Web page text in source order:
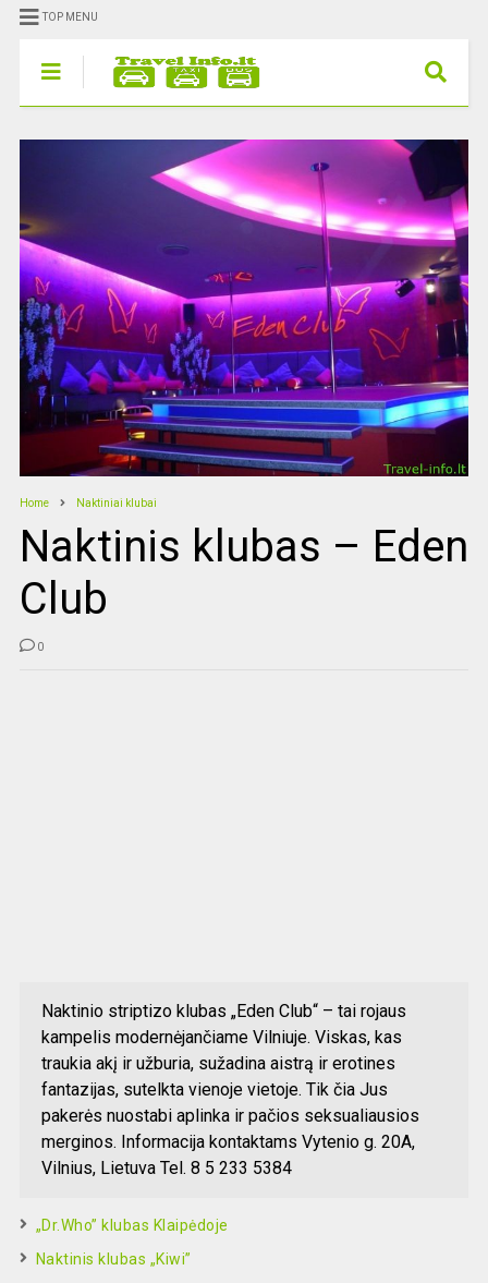
TOP MENU
Home Naktiniai klubai
Naktinis klubas – Eden
Club
0
Naktinio striptizo klubas „Eden Club“ – tai rojaus
kampelis modernėjančiame Vilniuje. Viskas, kas
traukia akį ir užburia, sužadina aistrą ir erotines
fantazijas, sutelkta vienoje vietoje. Tik čia Jus
pakerės nuostabi aplinka ir pačios seksualiausios
merginos. Informacija kontaktams Vytenio g. 20A,
Vilnius, Lietuva Tel. 8 5 233 5384
„Dr.Who” klubas Klaipėdoje
Naktinis klubas „Kiwi”